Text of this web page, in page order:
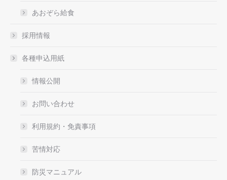
あおぞら給食
採用情報
各種申込用紙
情報公開
お問い合わせ
利用規約・免責事項
苦情対応
防災マニュアル